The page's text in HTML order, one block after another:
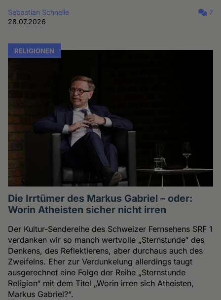
Sebastian Schnelle
28.07.2026
7
RELIGIONEN
Die Irrtümer des Markus Gabriel – oder:
Worin Atheisten sicher nicht irren
Der Kultur-Sendereihe des Schweizer Fernsehens SRF 1
verdanken wir so manch wertvolle „Sternstunde“ des
Denkens, des Reflektierens, aber durchaus auch des
Zweifelns. Eher zur Verdunkelung allerdings taugt
ausgerechnet eine Folge der Reihe „Sternstunde
Religion“ mit dem Titel „Worin irren sich Atheisten,
Markus Gabriel?“.